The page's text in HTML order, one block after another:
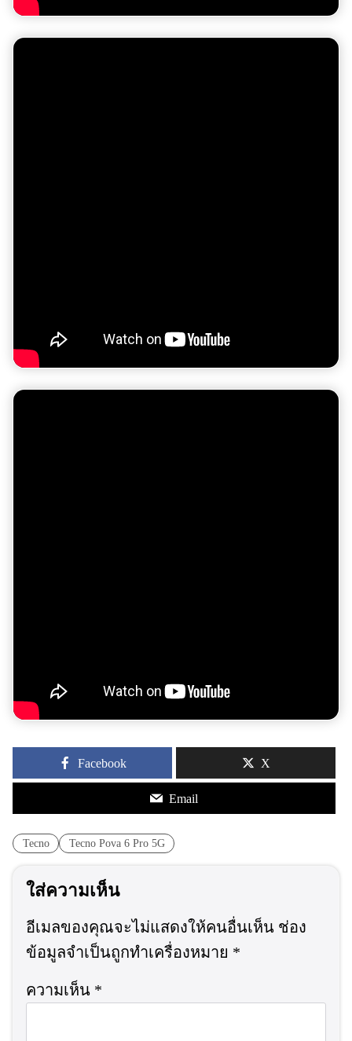
Facebook X
Email
Tecno Tecno Pova 6 Pro 5G
ใส่ความเห็น
อีเมลของคุณจะไม่แสดงให้คนอื่นเห็น ช่อง
ข้อมูลจำเป็นถูกทำเครื่องหมาย *
ความเห็น *